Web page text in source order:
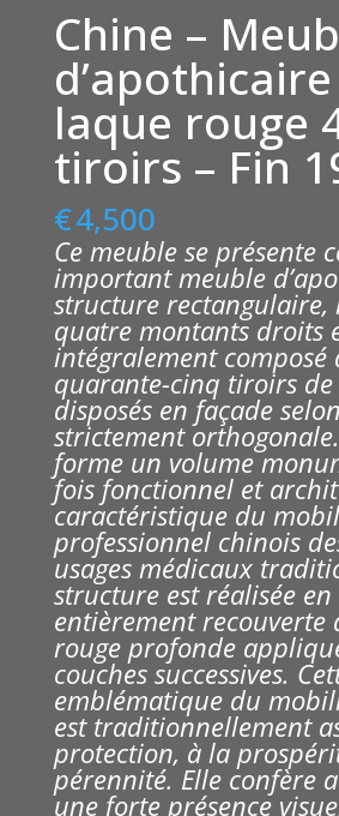
Chine –
laque rouge
tiroirs – Fin
€4,500
Ce meuble se présente
important meuble
structure rectangulaire,
quatre montants droits
intégralement composé
quarante-cinq tiroirs
disposés en façade
strictement
forme un volume
fois fonctionnel et
caractéristique du
professionnel chinois
usages médicaux
structure est réalisée en
entièrement recouverte
rouge profonde
couches successives.
emblématique du
est traditionnellement
protection, à la
pérennité. Elle confère
une forte présence